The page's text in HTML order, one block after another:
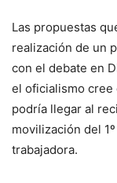
Las propuestas
realización de un
con el debate en
el oficialismo cree
podría llegar al
movilización del
trabajadora.